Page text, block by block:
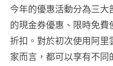
今年的優惠活動分為三大
的現金券優惠、限時免
折扣。對於初次使用阿里
家而言，都可以享有不同